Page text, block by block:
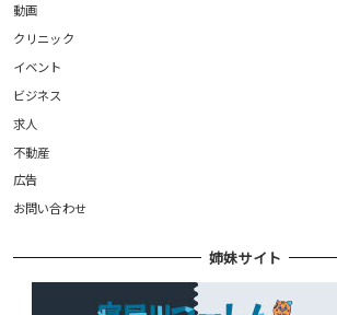
動画
クリニック
イベント
ビジネス
求人
不動産
広告
お問い合わせ
姉妹サイト